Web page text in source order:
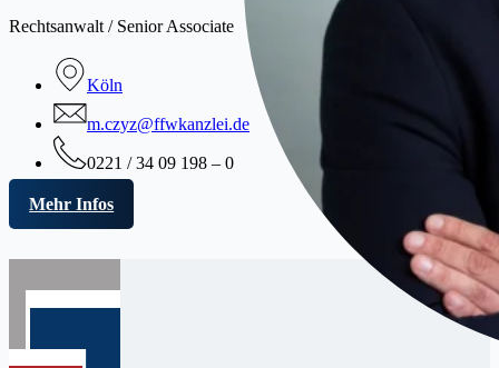
Rechtsanwalt / Senior Associate
Köln
m.czyz@ffwkanzlei.de
0221 / 34 09 198 – 0
Mehr Infos